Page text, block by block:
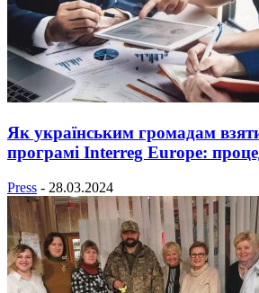
Як українським громадам
програмі Interreg Europe:
Press - 28.03.2024